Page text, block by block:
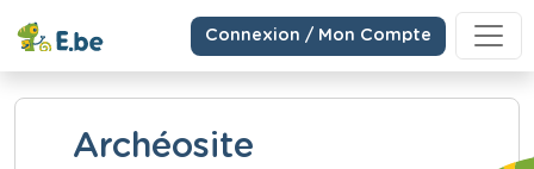
Connexion / Mon Compte
Archéosite